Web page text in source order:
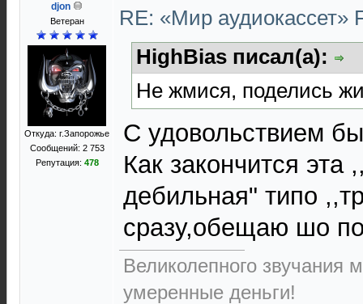
djon
Ветеран
Откуда: г.Запорожье
Сообщений: 2 753
Репутация: 478
RE: «Мир аудиокассет»
HighBias писал(а):
Не жмися, поделись
С удовольствием
Как закончится эта
дебильная" типо
сразу,обещаю шо
Великолепного звучания
умеренные деньги!